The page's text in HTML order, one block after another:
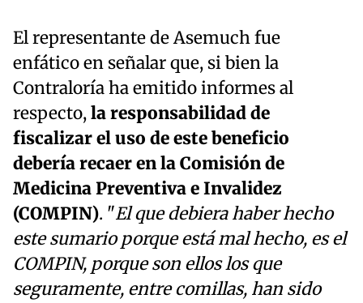
El representante de Asemuch fue
enfático en señalar que, si bien la
Contraloría ha emitido informes al
respecto,la responsabilidad de
fiscalizar el uso de este beneficio
debería recaer en la Comisión de
Medicina Preventiva e Invalidez
(COMPIN). "El que debiera haber hecho
este sumario porque está mal hecho, es el
COMPIN, porque son ellos los que
seguramente, entre comillas, han sido